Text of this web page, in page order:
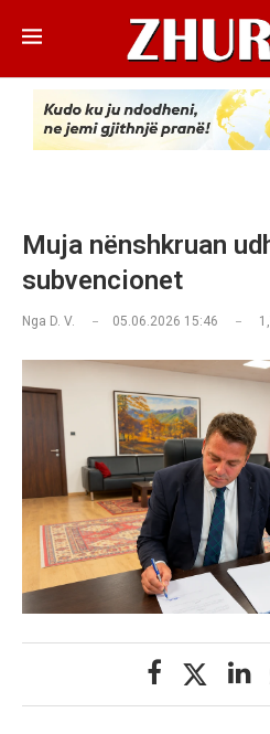
Muja nënshkruan
subvencionet
Nga D. V. 05.06.2026 15:46